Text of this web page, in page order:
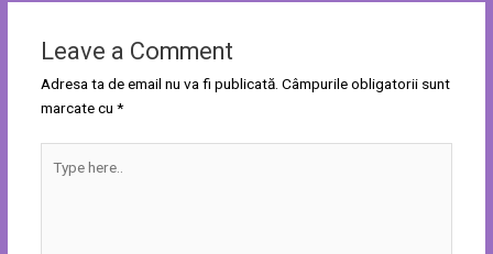
Leave a Comment
Adresa ta de email nu va fi publicată. Câmpurile obligatorii sunt
marcate cu *
here..